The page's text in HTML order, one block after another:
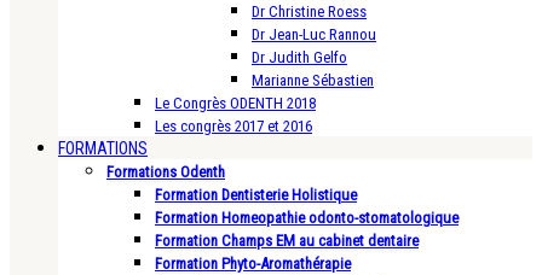
Dr Christine Roess
Dr Jean-Luc Rannou
Dr Judith Gelfo
Marianne Sébastien
Le Congrès ODENTH 2018
Les congrès 2017 et 2016
FORMATIONS
Formations Odenth
Formation Dentisterie Holistique
Formation Homeopathie odonto-stomatologique
Formation Champs EM au cabinet dentaire
Formation Phyto-Aromathérapie